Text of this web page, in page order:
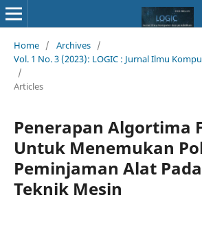
Home / Archives /
Vol. 1 No. 3 (2023): LOGIC : Jurnal Ilmu
/
Articles
Penerapan Algortima
Untuk Menemukan
Peminjaman Alat
Teknik Mesin